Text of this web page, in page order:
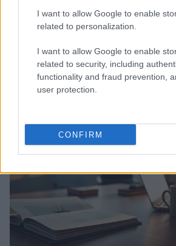
I want to allow Google to enable
related to personalization.
I want to allow Google to enable
related to security, including
functionality and fraud prevention,
user protection.
CONFIRM
Ripensare le tecnologie umanitarie
donatori
Martina Marchesi · 10 Lug 2026
B2B NEWS